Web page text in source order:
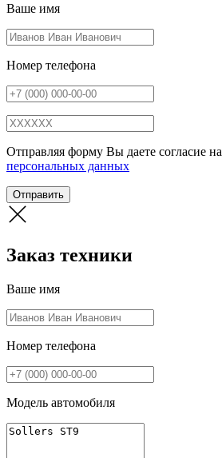
Ваше имя
Номер телефона
Отправляя форму Вы даете согласие на
персональных данных
Отправить
Заказ техники
Ваше имя
Номер телефона
Модель автомобиля